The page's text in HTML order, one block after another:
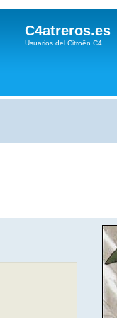
C4atreros.es
Usuarios del Citroën C4